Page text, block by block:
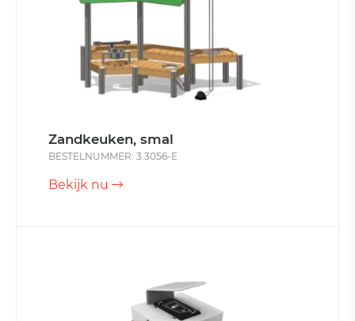
Zandkeuken, smal
BESTELNUMMER: 3.3056-E
Bekijk nu